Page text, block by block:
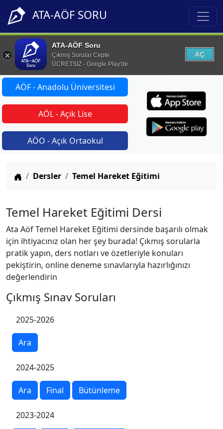
ATA-AÖF SORU
ATA-AÖF Soru
Çıkmış Sorular Cepte
ÜCRETSİZ - Google Play'de
AÇ
AÖF - Anadolu Üniversitesi
AÖL - Açık Lise
AÖO - Açık Ortaokul
Anasayfa
Dersler Temel Hareket Eğitimi
Temel Hareket Eğitimi Dersi
Ata Aöf Temel Hareket Eğitimi dersinde başarılı olmak
için ihtiyacınız olan her şey burada! Çıkmış sorularla
pratik yapın, ders notları ve özetleriyle konuları
pekiştirin, online deneme sınavlarıyla hazırlığınızı
değerlendirin
Çıkmış Sınav Soruları
2025-2026
Ara
2024-2025
Ara Final Bütünleme
2023-2024